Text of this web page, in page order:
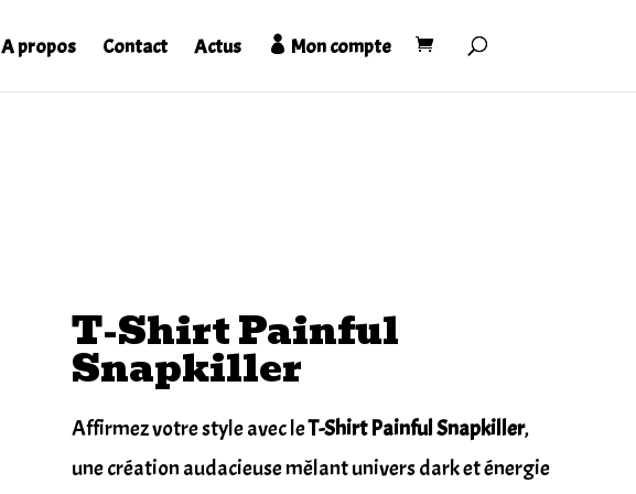
A propos Contact Actus Mon compte
T-Shirt Painful
Snapkiller
Affirmez votre style avec leT-Shirt Painful Snapkiller,
une création audacieuse mêlant univers dark et énergie